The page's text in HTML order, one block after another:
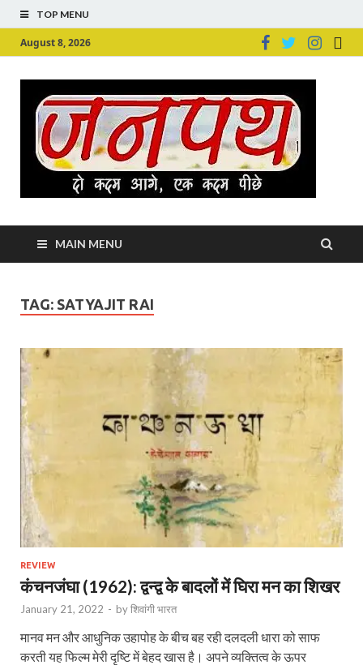
TOP MENU
August 8, 2026
MAIN MENU
TAG: SATYAJIT RAI
REVIEW
कंचनजंघा (1962): द्वन्द्व के बादलों में घिरा मन का शिखर
January 21, 2022 - byशिवांगी भारत
मानव मन और आधुनिक उहापोह के बीच बह रही दलदली धारा को साफ
करती यह फिल्म मेरी दृष्टि में बेहद खास है। अपने व्यक्तित्व के ऊपर